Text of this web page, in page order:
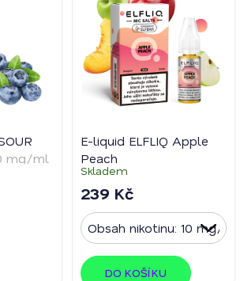
mg/ml
E-liquid ELFLIQ Apple
Peach
Skladem
239 Kč
DO KOŠÍKU